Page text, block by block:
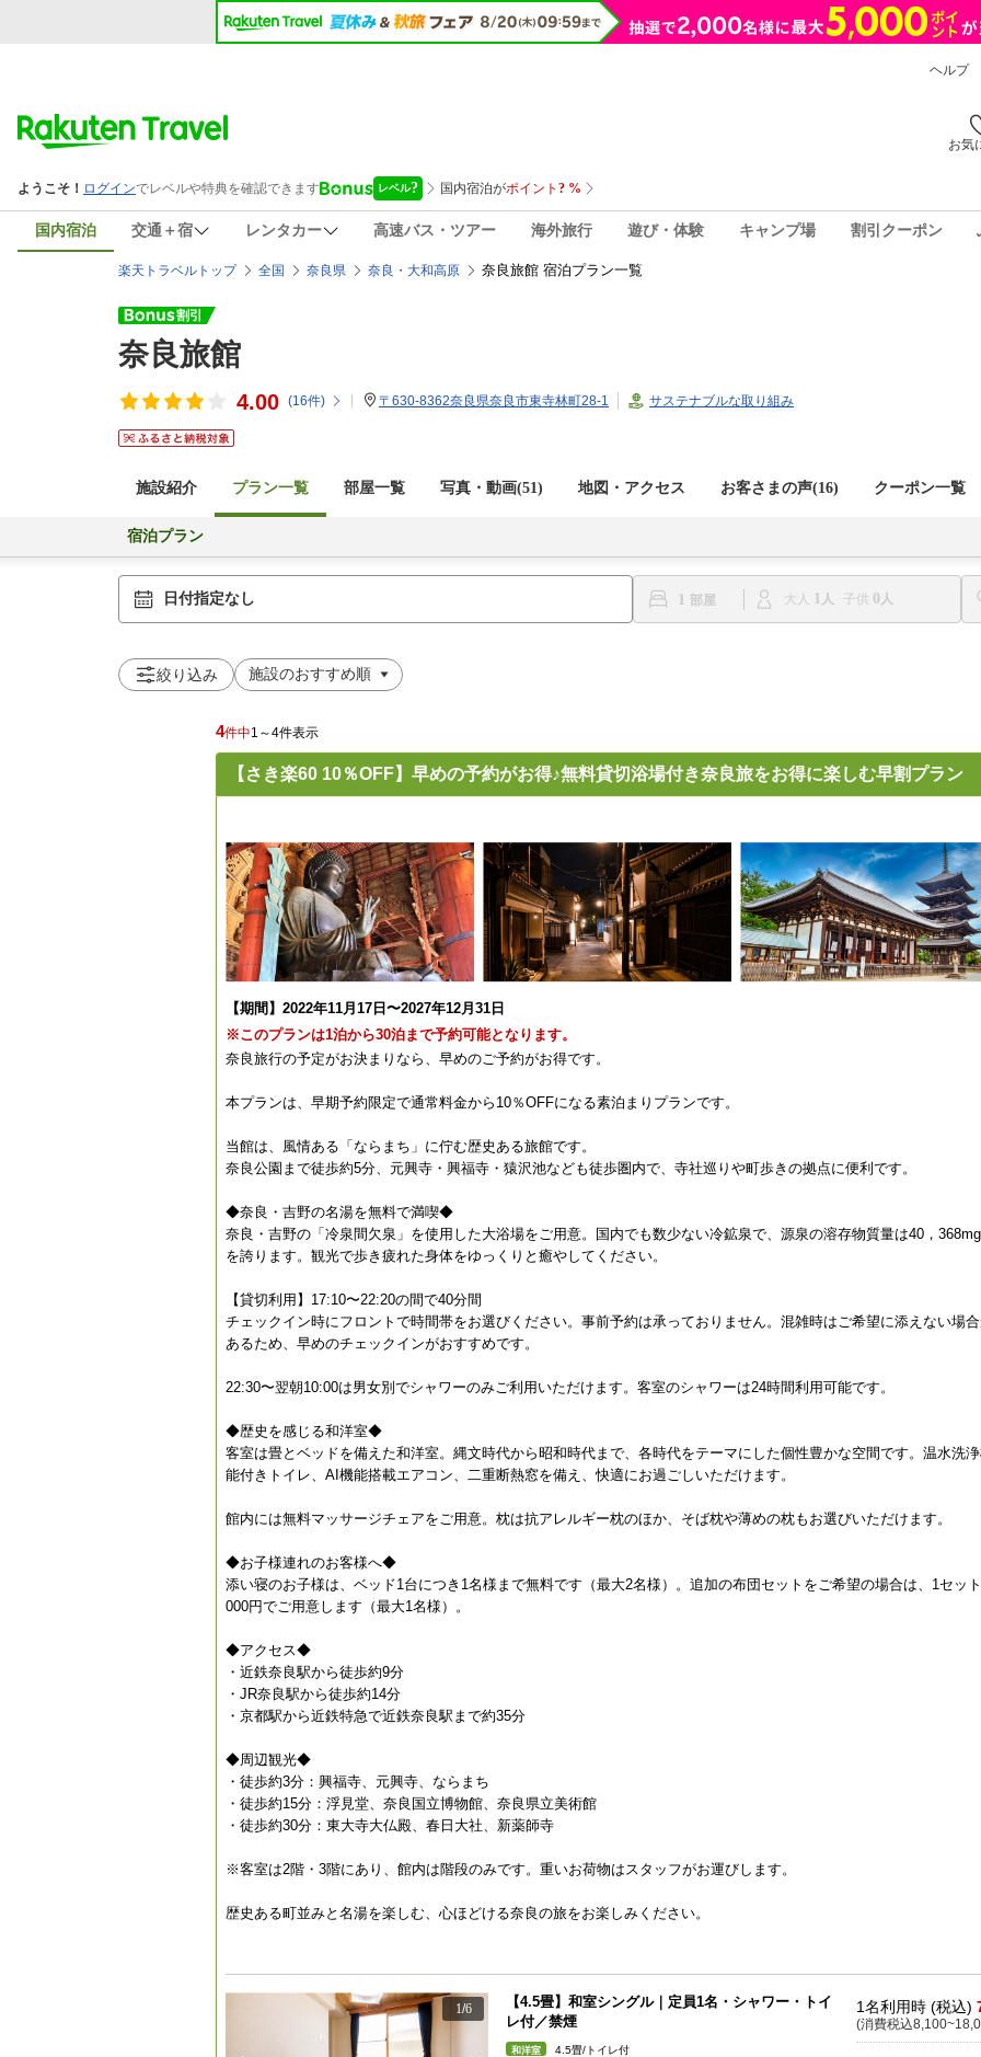
ヘルプ
お気
国内宿泊 交通＋宿 レンタカー 高速バス・ツアー 海外旅行 遊び・体験 キャンプ場 割引クーポン
楽天トラベルトップ 全国 奈良県 奈良・大和高原 奈良旅館 宿泊プラン一覧
奈良旅館
4.00 (16件) 〒630-8362奈良県奈良市東寺林町28-1 サステナブルな取り組み
施設紹介 プラン一覧 部屋一覧 写真・動画(51) 地図・アクセス お客さまの声(16) クーポン一覧
宿泊プラン
日付指定なし 1 大人 1 子供 0
絞り込み
4件中1～4件表示
【さき楽60 10％OFF】早めの予約がお得♪無料貸切浴場付き奈良旅をお得に楽しむ早割プラン
【期間】2022年11月17日〜2027年12月31日
※このプランは1泊から30泊まで予約可能となります。
奈良旅行の予定がお決まりなら、早めのご予約がお得です。
本プランは、早期予約限定で通常料金から10％OFFになる素泊まりプランです。
当館は、風情ある「ならまち」に佇む歴史ある旅館です。
奈良公園まで徒歩約5分、元興寺・興福寺・猿沢池なども徒歩圏内で、寺社巡りや町歩きの拠点に便利です。
◆奈良・吉野の名湯を無料で満喫◆
奈良・吉野の「冷泉間欠泉」を使用した大浴場をご用意。国内でも数少ない冷鉱泉で、源泉の溶存物質量は40，
を誇ります。観光で歩き疲れた身体をゆっくりと癒やしてください。
【貸切利用】17:10〜22:20の間で40分間
チェックイン時にフロントで時間帯をお選びください。事前予約は承っておりません。混雑時はご希望に添えない場
あるため、早めのチェックインがおすすめです。
22:30〜翌朝10:00は男女別でシャワーのみご利用いただけます。客室のシャワーは24時間利用可能です。
◆歴史を感じる和洋室◆
客室は畳とベッドを備えた和洋室。縄文時代から昭和時代まで、各時代をテーマにした個性豊かな空間です。温水洗
能付きトイレ、AI機能搭載エアコン、二重断熱窓を備え、快適にお過ごしいただけます。
館内には無料マッサージチェアをご用意。枕は抗アレルギー枕のほか、そば枕や薄めの枕もお選びいただけます。
◆お子様連れのお客様へ◆
添い寝のお子様は、ベッド1台につき1名様まで無料です（最大2名様）。追加の布団セットをご希望の場合は、1セッ
000円でご用意します（最大1名様）。
◆アクセス◆
・近鉄奈良駅から徒歩約9分
・JR奈良駅から徒歩約14分
・京都駅から近鉄特急で近鉄奈良駅まで約35分
◆周辺観光◆
・徒歩約3分：興福寺、元興寺、ならまち
・徒歩約15分：浮見堂、奈良国立博物館、奈良県立美術館
・徒歩約30分：東大寺大仏殿、春日大社、新薬師寺
※客室は2階・3階にあり、館内は階段のみです。重いお荷物はスタッフがお運びします。
歴史ある町並みと名湯を楽しむ、心ほどける奈良の旅をお楽しみください。
1/6
【4.5畳】和室シングル｜定員1名・シャワー・トイ
レ付／禁煙
和洋室 4.5畳/トイレ付
1名利用時 (税込)
(消費税込